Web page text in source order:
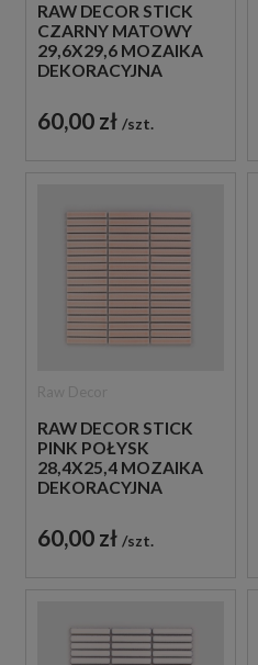
RAW DECOR STICK
CZARNY MATOWY
29,6X29,6 MOZAIKA
DEKORACYJNA
60,00 zł szt.
RAW DECOR STICK
PINK POŁYSK
28,4X25,4 MOZAIKA
DEKORACYJNA
60,00 zł szt.